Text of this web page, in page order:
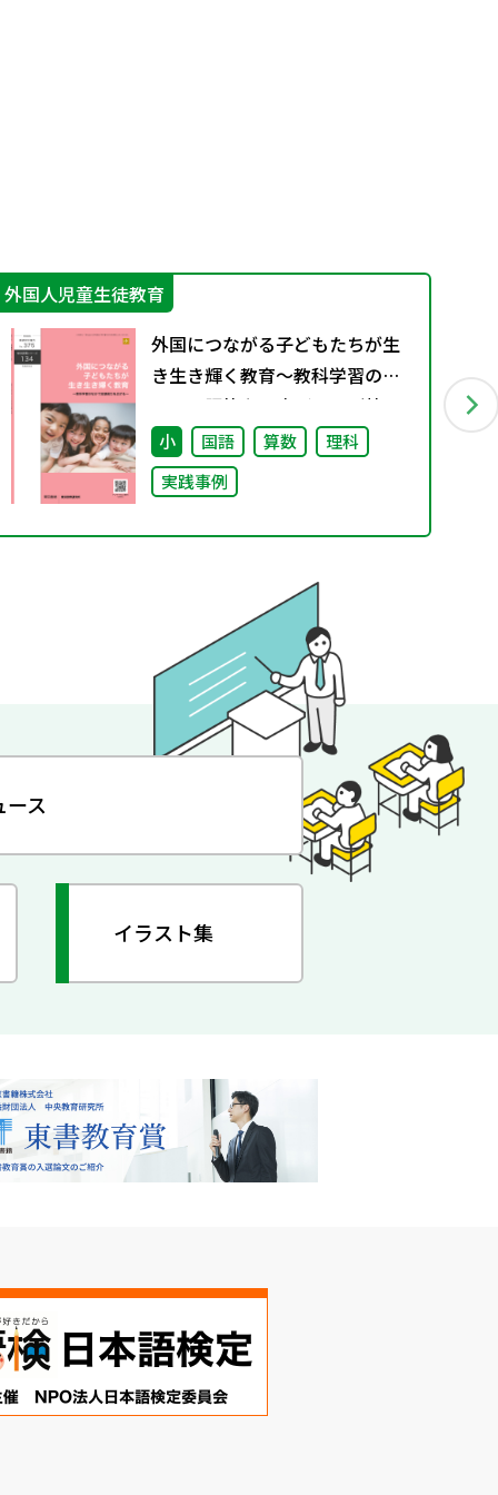
外国人児童生徒教育
外国につながる子どもたちが生
き生き輝く教育～教科学習のな
かで言語能力を広げる～（特別
課題134）
小 国語 算数
理科
実践事例
ース
イラスト集